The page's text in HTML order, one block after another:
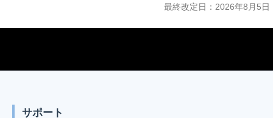
最終改定日：2026年8月5日
サポート